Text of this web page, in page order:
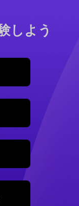
しよう